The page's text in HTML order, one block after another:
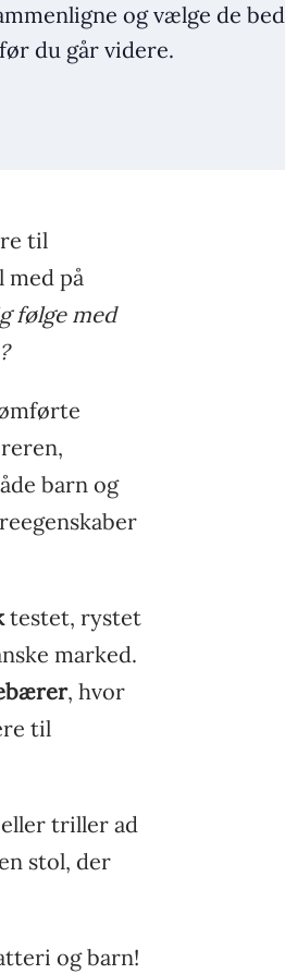
og vælge de
du går videre.
til
med på
følge med
barn og
testet, rystet
marked.
, hvor
til
triller ad
stol, der
og barn!